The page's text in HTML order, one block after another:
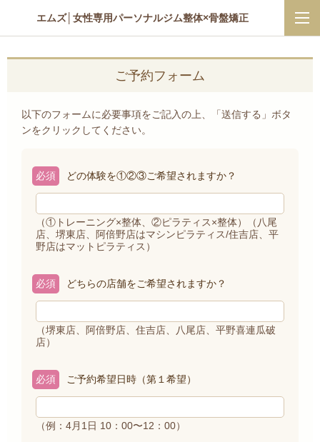
エムズ│女性専用パーソナルジム整体×骨盤矯正
ご予約フォーム
以下のフォームに必要事項をご記入の上、「送信する」ボタ
ンをクリックしてください。
どの体験を①②③ご希望されますか？
必須
（①トレーニング×整体、②ピラティス×整体）（八尾
店、堺東店、阿倍野店はマシンピラティス/住吉店、平
野店はマットピラティス）
どちらの店舗をご希望されますか？
必須
（堺東店、阿倍野店、住吉店、八尾店、平野喜連瓜破
店）
ご予約希望日時（第１希望）
必須
（例：4月1日 10：00〜12：00）